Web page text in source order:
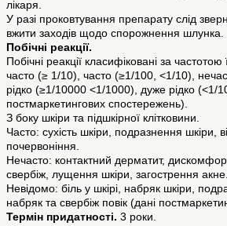
лікаря.
У разі проковтування препарату слід
вжити заходів щодо спорожнення шлунка.
Побічні реакції.
Побічні реакції класифіковані за
часто (≥ 1/10), часто (≥1/100, <1/10),
рідко (≥1/10000 <1/1000), дуже рідко (<1/
постмаркетингових спостережень).
З боку шкіри та підшкірної клітковини.
Часто: сухість шкіри, подразнення шкіри,
почервоніння.
Нечасто: контактний дерматит,
свербіж, лущення шкіри, загострення акне.
Невідомо: біль у шкірі, набряк шкіри,
набряк та свербіж повік (дані
Термін придатності. 3 роки.